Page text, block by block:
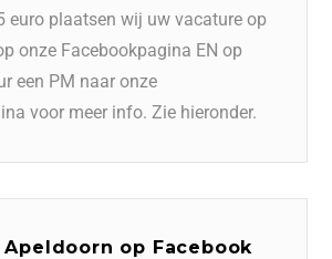
euro plaatsen wij uw vacature op
onze Facebookpagina EN op
een PM naar onze
voor meer info. Zie hieronder.
op Facebook